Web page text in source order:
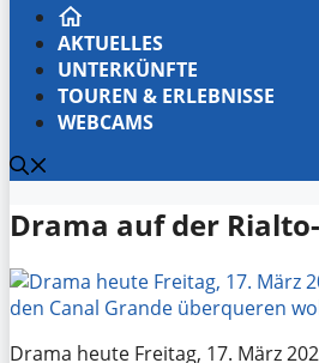
AKTUELLES
UNTERKÜNFTE
TOUREN & ERLEBNISSE
WEBCAMS
Drama auf der
Drama heute Freitag, 17. März